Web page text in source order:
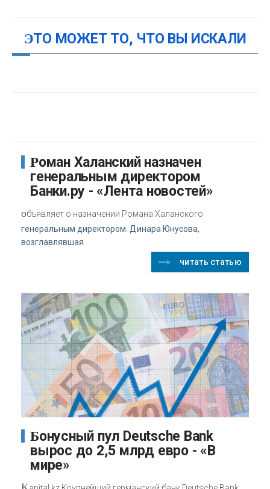
ЭТО МОЖЕТ ТО, ЧТО ВЫ ИСКАЛИ
Роман Халанский назначен
генеральным директором
Банки.ру - «Лента новостей»
объявляет о назначении Романа Халанского
генеральным директором. Динара Юнусова,
возглавлявшая
читать статью
Бонусный пул Deutsche Bank
вырос до 2,5 млрд евро - «В
мире»